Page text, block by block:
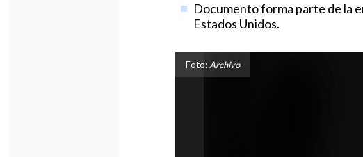
Documento forma parte de la
Estados Unidos.
Foto: Archivo